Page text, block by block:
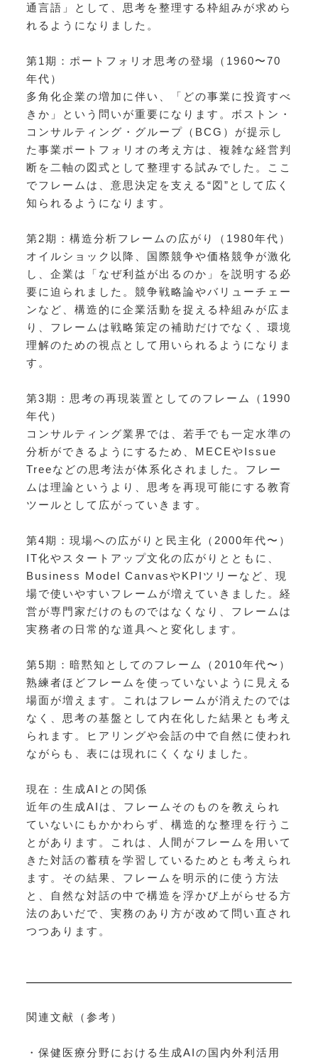
通言語」として、思考を整理する枠組みが求めら
れるようになりました。
第1期：ポートフォリオ思考の登場（1960〜70
年代）
多角化企業の増加に伴い、「どの事業に投資すべ
きか」という問いが重要になります。ボストン・
コンサルティング・グループ（BCG）が提示し
た事業ポートフォリオの考え方は、複雑な経営判
断を二軸の図式として整理する試みでした。ここ
でフレームは、意思決定を支える“図”として広く
知られるようになります。
第2期：構造分析フレームの広がり（1980年代）
オイルショック以降、国際競争や価格競争が激化
し、企業は「なぜ利益が出るのか」を説明する必
要に迫られました。競争戦略論やバリューチェー
ンなど、構造的に企業活動を捉える枠組みが広ま
り、フレームは戦略策定の補助だけでなく、環境
理解のための視点として用いられるようになりま
す。
第3期：思考の再現装置としてのフレーム（1990
年代）
コンサルティング業界では、若手でも一定水準の
分析ができるようにするため、MECEやIssue
Treeなどの思考法が体系化されました。フレー
ムは理論というより、思考を再現可能にする教育
ツールとして広がっていきます。
第4期：現場への広がりと民主化（2000年代〜）
IT化やスタートアップ文化の広がりとともに、
Business Model CanvasやKPIツリーなど、現
場で使いやすいフレームが増えていきました。経
営が専門家だけのものではなくなり、フレームは
実務者の日常的な道具へと変化します。
第5期：暗黙知としてのフレーム（2010年代〜）
熟練者ほどフレームを使っていないように見える
場面が増えます。これはフレームが消えたのでは
なく、思考の基盤として内在化した結果とも考え
られます。ヒアリングや会話の中で自然に使われ
ながらも、表には現れにくくなりました。
現在：生成AIとの関係
近年の生成AIは、フレームそのものを教えられ
ていないにもかかわらず、構造的な整理を行うこ
とがあります。これは、人間がフレームを用いて
きた対話の蓄積を学習しているためとも考えられ
ます。その結果、フレームを明示的に使う方法
と、自然な対話の中で構造を浮かび上がらせる方
法のあいだで、実務のあり方が改めて問い直され
つつあります。
関連文献（参考）
・保健医療分野における生成AIの国内外利活用